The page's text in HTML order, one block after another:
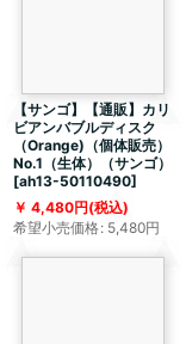
【サンゴ】【通販】カリ
ビアンバブルディスク
（Orange)（個体販売）
No.1（生体）（サンゴ）
[ah13-50110490]
4,480円(税込)
希望小売価格: 5,480円